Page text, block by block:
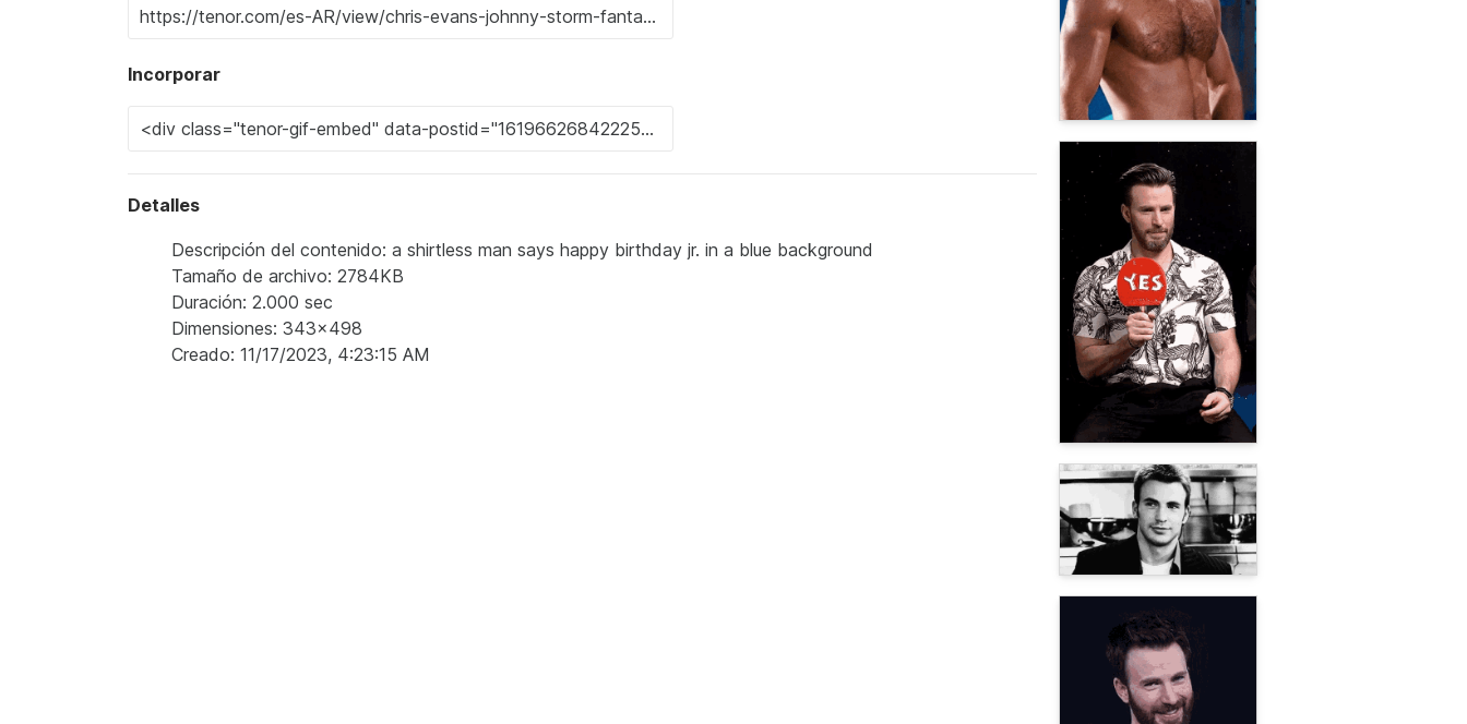
Incorporar
Detalles
Descripción del contenido: a shirtless man says happy birthday jr. in a blue background
Tamaño de archivo: 2784KB
Duración: 2.000 sec
Dimensiones: 343x498
Creado: 11/17/2023, 4:23:15 AM